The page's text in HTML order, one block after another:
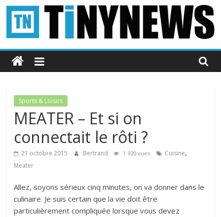
Passer
contenu
Tinynews
Le
belge
connecté
Sports & Loisirs
MEATER – Et si on
connectait le rôti ?
21 octobre 2015 Bertrand 1 920 vues Cuisine,
Meater
Allez, soyons sérieux cinq minutes, on va donner dans le
culinaire. Je suis certain que la vie doit être
particulièrement compliquée lorsque vous devez